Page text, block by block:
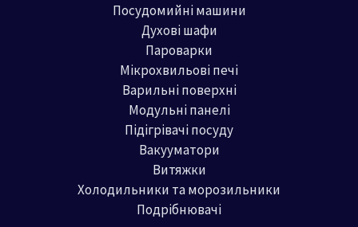
Посудомийні машини
Духові шафи
Пароварки
Мікрохвильові печі
Варильні поверхні
Модульні панелі
Підігрівачі посуду
Вакууматори
Витяжки
Холодильники та морозильники
Подрібнювачі